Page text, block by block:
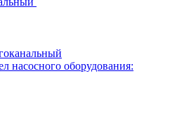
насосного оборудования: